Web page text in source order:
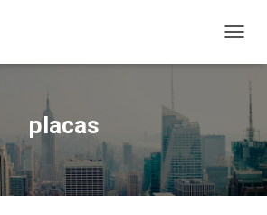
placas